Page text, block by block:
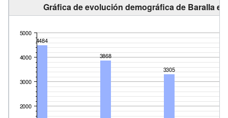
Gráfica de evolución demográfica de Baralla